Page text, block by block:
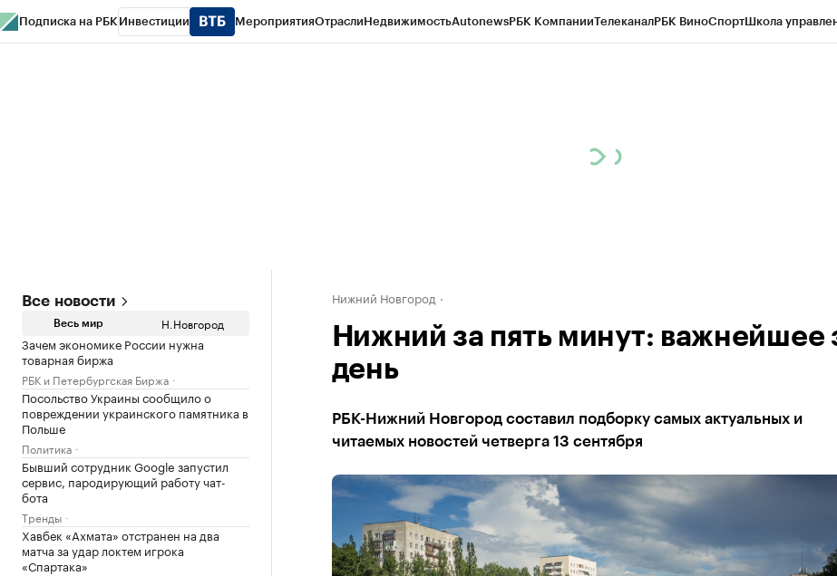
Подписка на РБК Инвестиции МероприятияОтраслиНедвижимостьAutonewsРБК КомпанииТелеканалРБК ВиноСпортШкола
Все новости
Весь мир Н.Новгород
Зачем экономике России нужна
товарная биржа
РБК и Петербургская Биржа
Посольство Украины сообщило о
повреждении украинского памятника в
Польше
Политика
Бывший сотрудник Google запустил
сервис, пародирующий работу чат-
бота
Тренды
Хавбек «Ахмата» отстранен на два
матча за удар локтем игрока
«Спартака»
Нижний Новгород
Нижний за пять минут: важнейшее
день
РБК-Нижний Новгород составил подборку самых актуальных и
читаемых новостей четверга 13 сентября